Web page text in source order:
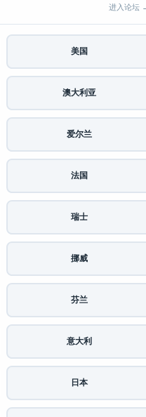
进入论坛
美国
澳大利亚
爱尔兰
法国
瑞士
挪威
芬兰
意大利
日本